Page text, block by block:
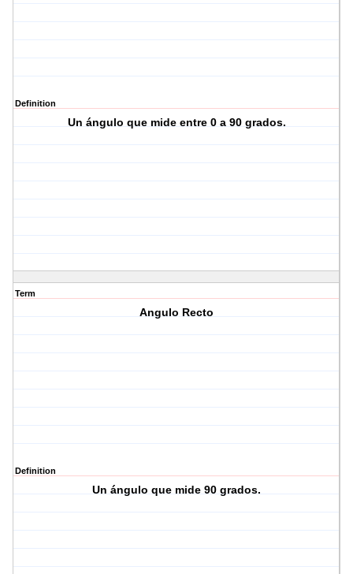
Definition
Un ángulo que mide entre 0 a 90 grados.
Term
Angulo Recto
Definition
Un ángulo que mide 90 grados.